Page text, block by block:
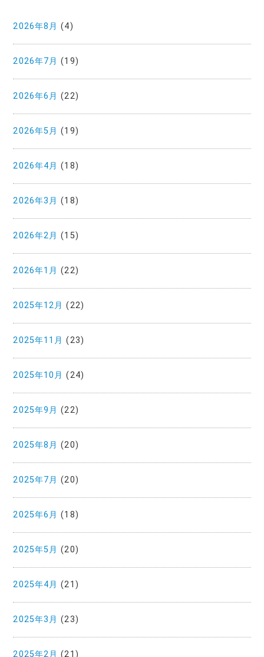
2026年8月 (4)
2026年7月 (19)
2026年6月 (22)
2026年5月 (19)
2026年4月 (18)
2026年3月 (18)
2026年2月 (15)
2026年1月 (22)
2025年12月 (22)
2025年11月 (23)
2025年10月 (24)
2025年9月 (22)
2025年8月 (20)
2025年7月 (20)
2025年6月 (18)
2025年5月 (20)
2025年4月 (21)
2025年3月 (23)
2025年2月 (21)